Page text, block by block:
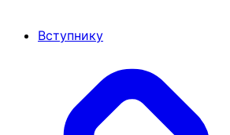
Вступнику